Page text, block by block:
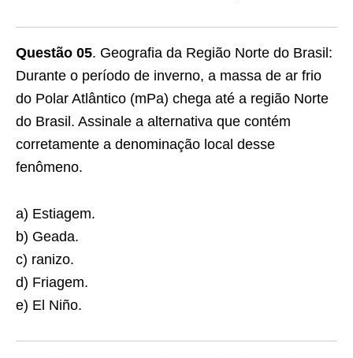
Questão 05. Geografia da Região Norte do Brasil:
Durante o período de inverno, a massa de ar frio
do Polar Atlântico (mPa) chega até a região Norte
do Brasil. Assinale a alternativa que contém
corretamente a denominação local desse
fenômeno.
a) Estiagem.
b) Geada.
c) ranizo.
d) Friagem.
e) El Niño.